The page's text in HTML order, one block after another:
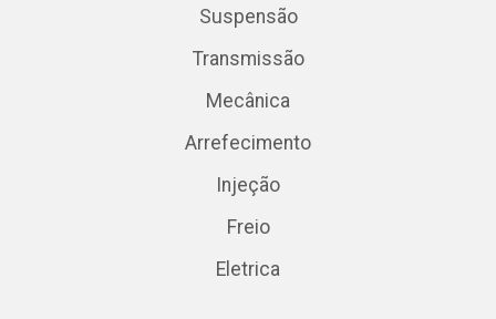
Suspensão
Transmissão
Mecânica
Arrefecimento
Injeção
Freio
Eletrica